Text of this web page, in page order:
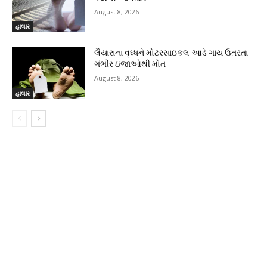
હાલાર
August 8, 2026
હાલાર
લૈયારાના વૃઘ્ધને મોટરસાઇકલ આડે ગાય ઉતરતા
ગંભીર ઇજાઓથી મોત
August 8, 2026